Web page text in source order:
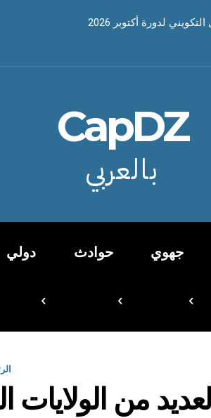
لدورة أكتوبر 2026
CapDZ
بالعربي
جهوي حوادث دولي
من الولايات